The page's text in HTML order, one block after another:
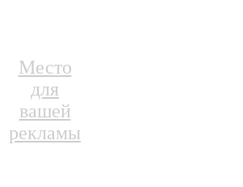
Место
для
вашей
рекламы